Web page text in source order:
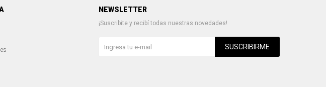
NEWSLETTER
¡Suscribite y recibí todas nuestras novedades!
SUSCRIBIRME